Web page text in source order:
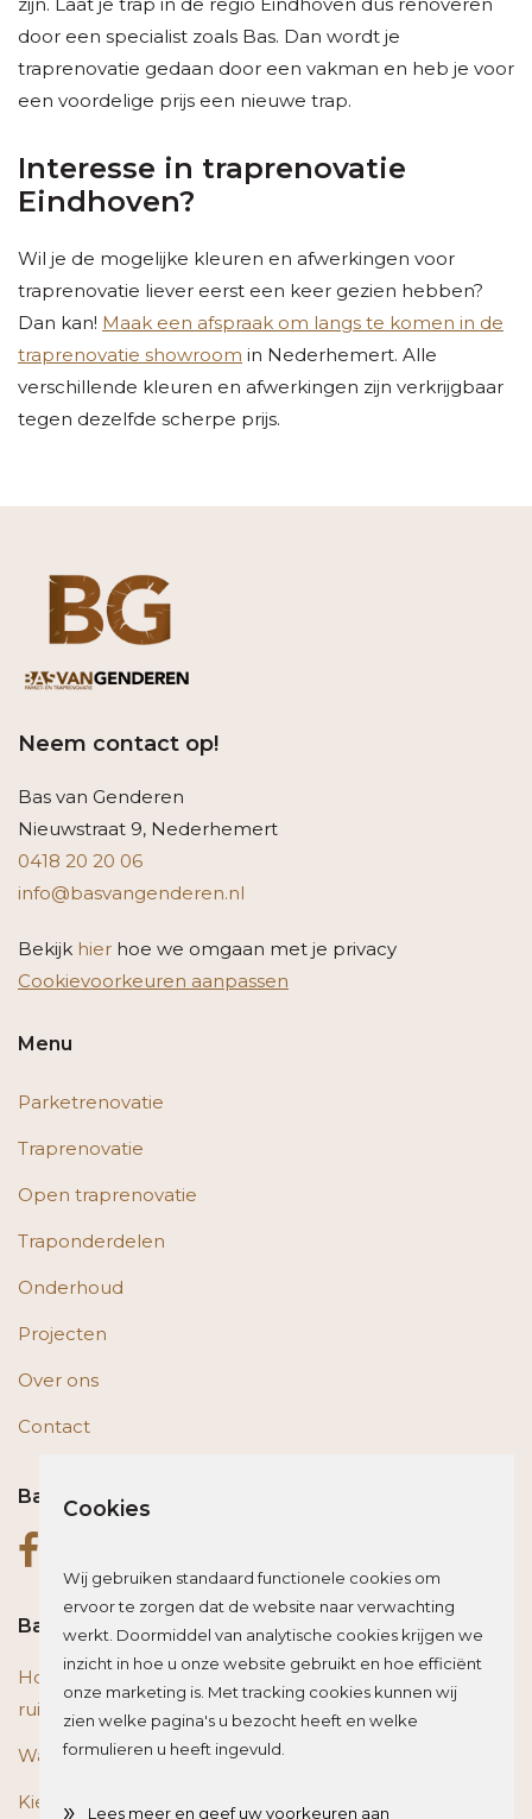
zijn. Laat je trap in de regio Eindhoven dus renoveren
door een specialist zoals Bas. Dan wordt je
traprenovatie gedaan door een vakman en heb je voor
een voordelige prijs een nieuwe trap.
Interesse in traprenovatie
Eindhoven?
Wil je de mogelijke kleuren en afwerkingen voor
traprenovatie liever eerst een keer gezien hebben?
Dan kan! Maak een afspraak om langs te komen in de
traprenovatie showroom in Nederhemert. Alle
verschillende kleuren en afwerkingen zijn verkrijgbaar
tegen dezelfde scherpe prijs.
Neem contact op!
Bas van Genderen
Nieuwstraat 9, Nederhemert
0418 20 20 06
info@basvangenderen.nl
Bekijk hier hoe we omgaan met je privacy
Cookievoorkeuren aanpassen
Menu
Parketrenovatie
Traprenovatie
Open traprenovatie
Traponderdelen
Onderhoud
Projecten
Over ons
Contact
Bas op social media
Bas blogt
Houten vloer of trap renoveren? Zo beïnvloed je de
ruimte optisch
Wat is het beste materiaal voor een traprenovatie?
Kies de juiste plint voor je vloer
Cookies
Wij gebruiken standaard functionele cookies om
ervoor te zorgen dat de website naar verwachting
werkt. Doormiddel van analytische cookies krijgen we
inzicht in hoe u onze website gebruikt en hoe efficiënt
onze marketing is. Met tracking cookies kunnen wij
zien welke pagina's u bezocht heeft en welke
formulieren u heeft ingevuld.
» Lees meer en geef uw voorkeuren aan